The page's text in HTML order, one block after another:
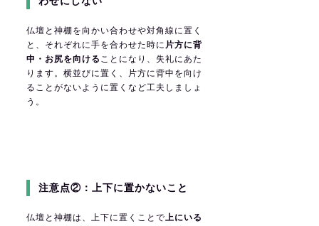
仏壇と神棚を向かい合わせや対角線に置く
と、それぞれに手を合わせた時に 片方に背
中・お尻を向ける ことになり、失礼にあた
ります。横並びに置く、片方に背中を向け
ることがないように置くなど工夫しましょ
う。
注意点②：上下に置かないこと
仏壇と神棚は、上下に置くことで上にいる